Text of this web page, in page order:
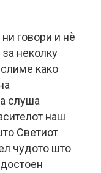
говори и нè
неколку
како
слуша
наш
Светиот
чудото што